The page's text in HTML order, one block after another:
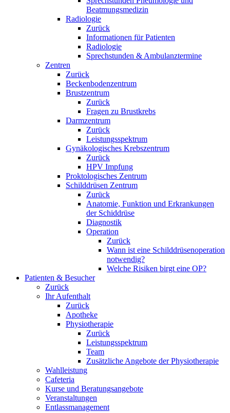
Beatmungsmedizin
Radiologie
Zurück
Informationen für Patienten
Radiologie
Sprechstunden & Ambulanztermine
Zentren
Zurück
Beckenbodenzentrum
Brustzentrum
Zurück
Fragen zu Brustkrebs
Darmzentrum
Zurück
Leistungsspektrum
Gynäkologisches Krebszentrum
Zurück
HPV Impfung
Proktologisches Zentrum
Schilddrüsen Zentrum
Zurück
Anatomie, Funktion und Erkrankungen
der Schiddrüse
Diagnostik
Operation
Zurück
Wann ist eine Schilddrüsenoperation
notwendig?
Welche Risiken birgt eine OP?
Patienten & Besucher
Zurück
Ihr Aufenthalt
Zurück
Apotheke
Physiotherapie
Zurück
Leistungsspektrum
Team
Zusätzliche Angebote der Physiotherapie
Wahlleistung
Cafeteria
Kurse und Beratungsangebote
Veranstaltungen
Entlassmanagement